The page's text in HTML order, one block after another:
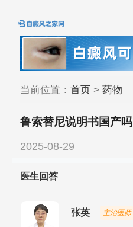
当前位置： 首页> 药物
鲁索替尼说明书国产吗
2025-08-29
医生回答
张英 主治医师